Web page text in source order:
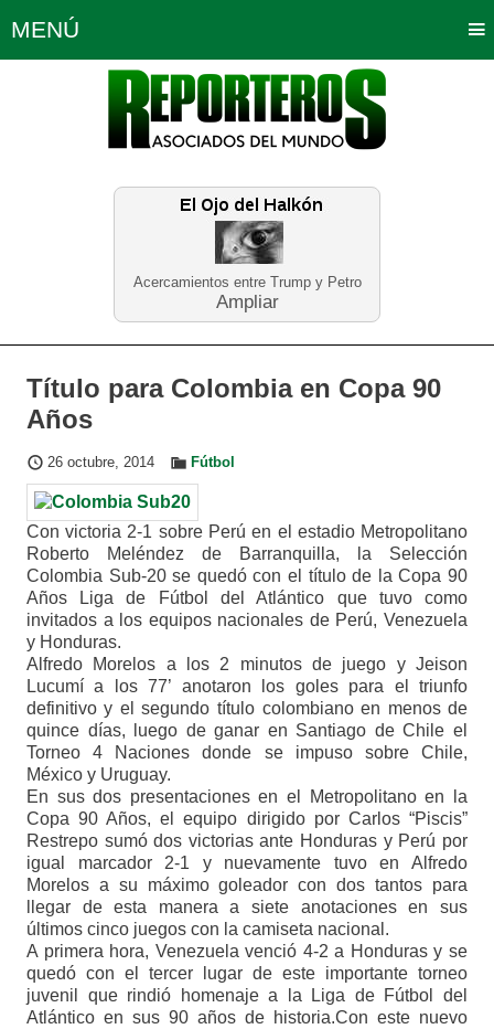
Acercamientos entre Trump y Petro
Ampliar
MENÚ
Política Opinión Bogotá
Planeta Tierra Deportes
Educación Neira
Título para Colombia en Copa 90
Años
26 octubre, 2014 Fútbol
Con victoria 2-1 sobre Perú en el estadio Metropolitano
Roberto Meléndez de Barranquilla, la Selección
Colombia Sub-20 se quedó con el título de la Copa 90
Años Liga de Fútbol del Atlántico que tuvo como
invitados a los equipos nacionales de Perú, Venezuela
y Honduras.
Alfredo Morelos a los 2 minutos de juego y Jeison
Lucumí a los 77’ anotaron los goles para el triunfo
definitivo y el segundo título colombiano en menos de
quince días, luego de ganar en Santiago de Chile el
Torneo 4 Naciones donde se impuso sobre Chile,
México y Uruguay.
En sus dos presentaciones en el Metropolitano en la
Copa 90 Años, el equipo dirigido por Carlos “Piscis”
Restrepo sumó dos victorias ante Honduras y Perú por
igual marcador 2-1 y nuevamente tuvo en Alfredo
Morelos a su máximo goleador con dos tantos para
llegar de esta manera a siete anotaciones en sus
últimos cinco juegos con la camiseta nacional.
A primera hora, Venezuela venció 4-2 a Honduras y se
quedó con el tercer lugar de este importante torneo
juvenil que rindió homenaje a la Liga de Fútbol del
Atlántico en sus 90 años de historia.Con este nuevo